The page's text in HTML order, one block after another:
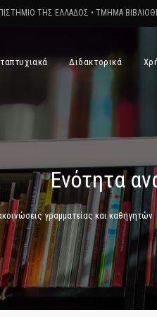
ΤΗΣ ΕΛΛΑΔΟΣ • ΤΜΗΜΑ
Διδακτορικά
Ενότητα
γραμματείας και καθηγητών